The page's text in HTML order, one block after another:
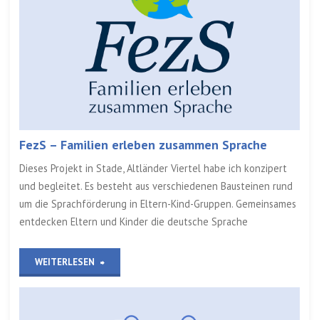
Ludwigshafen/Rhein“
FezS – Familien erleben zusammen Sprache
Dieses Projekt in Stade, Altländer Viertel habe ich konzipert
und begleitet. Es besteht aus verschiedenen Bausteinen rund
um die Sprachförderung in Eltern-Kind-Gruppen. Gemeinsames
entdecken Eltern und Kinder die deutsche Sprache
WEITERLESEN „FezS
–